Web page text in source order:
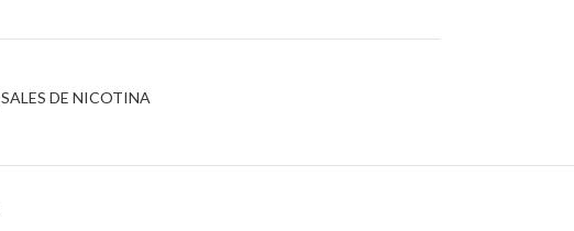
SALES DE NICOTINA